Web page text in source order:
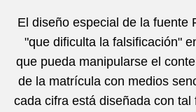
El diseño especial de la fuente
"que dificulta la falsificación"
que pueda manipularse el
de la matrícula con medios
cada cifra está diseñada con tal